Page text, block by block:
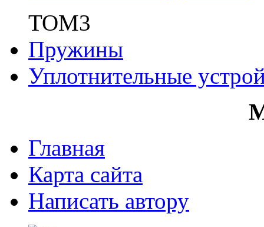
ТОМ3
Пружины
Уплотнительные
Главная
Карта сайта
Написать автору